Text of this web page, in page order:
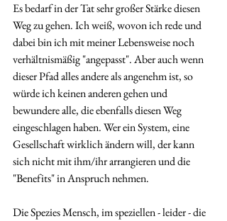
Es bedarf in der Tat sehr großer Stärke diesen
Weg zu gehen. Ich weiß, wovon ich rede und
dabei bin ich mit meiner Lebensweise noch
verhältnismäßig "angepasst". Aber auch wenn
dieser Pfad alles andere als angenehm ist, so
würde ich keinen anderen gehen und
bewundere alle, die ebenfalls diesen Weg
eingeschlagen haben. Wer ein System, eine
Gesellschaft wirklich ändern will, der kann
sich nicht mit ihm/ihr arrangieren und die
"Benefits" in Anspruch nehmen.
Die Spezies Mensch, im speziellen - leider - die